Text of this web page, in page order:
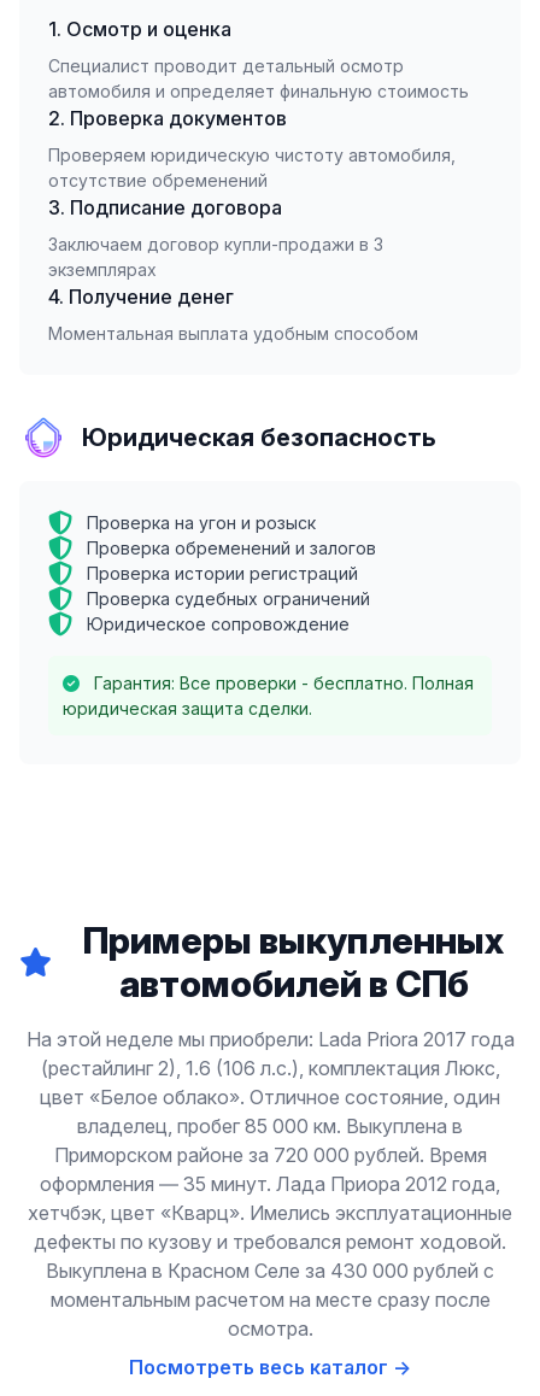
1. Осмотр и оценка
Специалист проводит детальный осмотр
автомобиля и определяет финальную стоимость
2. Проверка документов
Проверяем юридическую чистоту автомобиля,
отсутствие обременений
3. Подписание договора
Заключаем договор купли-продажи в 3
экземплярах
4. Получение денег
Моментальная выплата удобным способом
Юридическая безопасность
Проверка на угон и розыск
Проверка обременений и залогов
Проверка истории регистраций
Проверка судебных ограничений
Юридическое сопровождение
Гарантия: Все проверки - бесплатно. Полная
юридическая защита сделки.
Примеры выкупленных
автомобилей в СПб
На этой неделе мы приобрели: Lada Priora 2017 года
(рестайлинг 2), 1.6 (106 л.с.), комплектация Люкс,
цвет «Белое облако». Отличное состояние, один
владелец, пробег 85 000 км. Выкуплена в
Приморском районе за 720 000 рублей. Время
оформления — 35 минут. Лада Приора 2012 года,
хетчбэк, цвет «Кварц». Имелись эксплуатационные
дефекты по кузову и требовался ремонт ходовой.
Выкуплена в Красном Селе за 430 000 рублей с
моментальным расчетом на месте сразу после
осмотра.
Посмотреть весь каталог →